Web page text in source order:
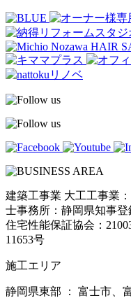
建築工事業 大工工事業
士事務所：静岡県知事登
住宅性能保証協会：
11653号
施工エリア
静岡県東部 ： 富士市、